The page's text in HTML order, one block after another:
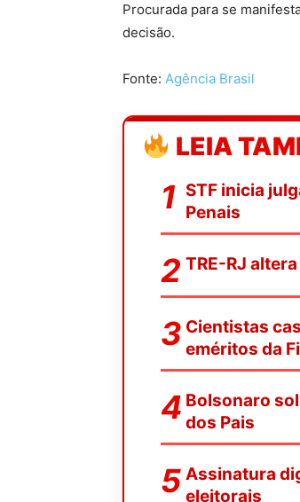
Procurada para se
decisão.
Fonte: Agência Brasil
LEIA
STF inicia
Penais
TRE-RJ
Cientistas
eméritos da
Bolsonaro
dos Pais
Assinatura
eleitorais